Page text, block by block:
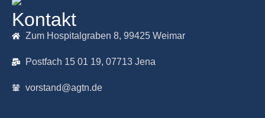
Kontakt
Zum Hospitalgraben 8, 99425 Weimar
Postfach 15 01 19, 07713 Jena
vorstand@agtn.de